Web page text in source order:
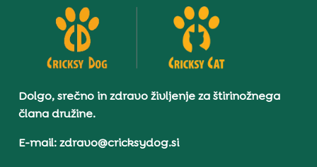
Dolgo, srečno in zdravo življenje za štirinožnega
člana družine.
E-mail: zdravo@cricksydog.si